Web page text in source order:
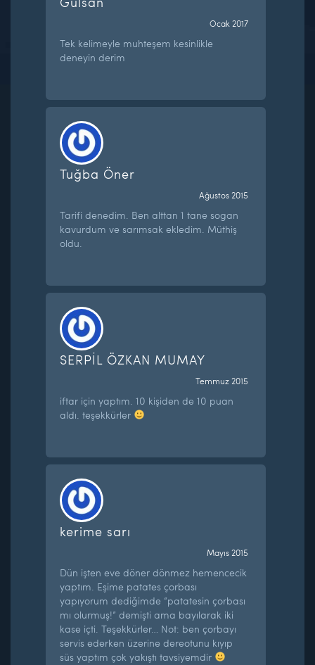
Ocak 2017
Tek kelimeyle muhteşem kesinlikle
deneyin derim
Tuğba Öner
Ağustos 2015
Tarifi denedim. Ben alttan 1 tane sogan
kavurdum ve sarımsak ekledim. Müthiş
oldu.
SERPİL ÖZKAN MUMAY
Temmuz 2015
iftar için yaptım. 10 kişiden de 10 puan
aldı. teşekkürler
kerime sarı
Mayıs 2015
Dün işten eve döner dönmez hemencecik
yaptım. Eşime patates çorbası
yapıyorum dediğimde “patatesin çorbası
mı olurmuş!” demişti ama bayılarak iki
kase içti. Teşekkürler… Not: ben çorbayı
servis ederken üzerine dereotunu kıyıp
süs yaptım çok yakıştı tavsiyemdir